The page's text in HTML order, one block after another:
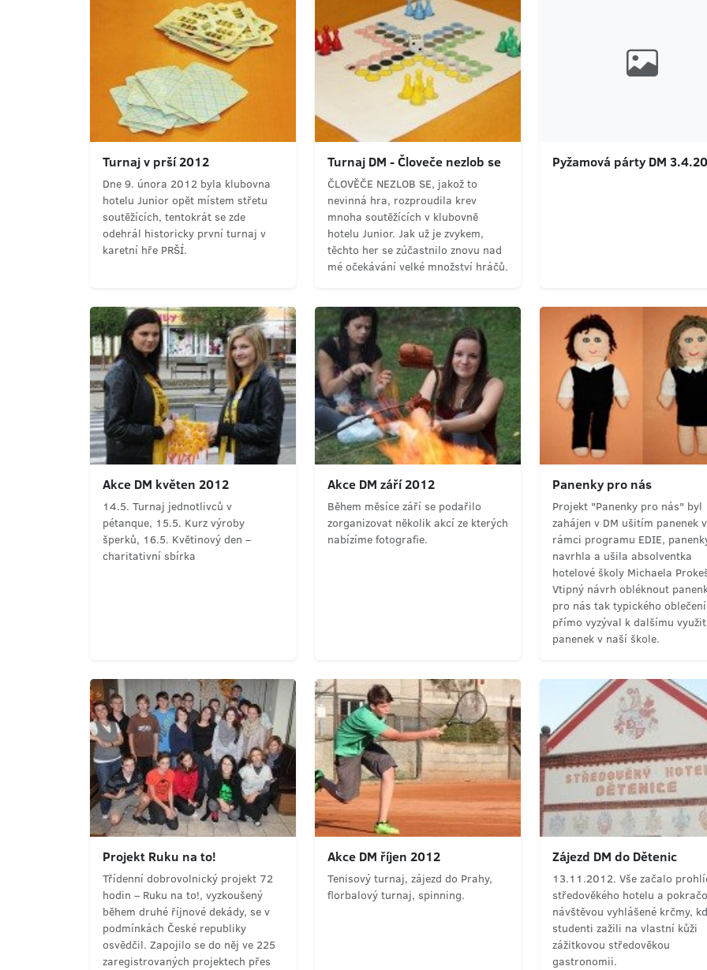
Turnaj v prší 2012
Dne 9. února 2012 byla klubovna
hotelu Junior opět místem střetu
soutěžících, tentokrát se zde
odehrál historicky první turnaj v
karetní hře PRŠÍ.
Turnaj DM - Človeče nezlob se
ČLOVĚČE NEZLOB SE, jakož to
nevinná hra, rozproudila krev
mnoha soutěžících v klubovně
hotelu Junior. Jak už je zvykem,
těchto her se zúčastnilo znovu nad
mé očekávání velké množství hráčů.
Pyžamová párty DM
Akce DM květen 2012
14.5. Turnaj jednotlivců v
pétanque, 15.5. Kurz výroby
šperků, 16.5. Květinový den –
charitativní sbírka
Akce DM září 2012
Během měsíce září se podařilo
zorganizovat několik akcí ze kterých
nabízíme fotografie.
Panenky pro nás
Projekt "Panenky pro nás" byl
zahájen v DM ušitím panenek v
rámci programu EDIE,
navrhla a ušila absolventka
hotelové školy Michaela
Vtipný návrh obléknout
pro nás tak typického oblečení
přímo vyzýval k dalšímu
panenek v naší škole.
Projekt Ruku na to!
Třídenní dobrovolnický projekt 72
hodin – Ruku na to!, vyzkoušený
během druhé říjnové dekády, se v
podmínkách České republiky
osvědčil. Zapojilo se do něj ve 225
zaregistrovaných projektech přes
Akce DM říjen 2012
Tenisový turnaj, zájezd do Prahy,
florbalový turnaj, spinning.
Zájezd DM do Dětenic
13.11.2012. Vše začalo
středověkého hotelu a
návštěvou vyhlášené krčmy,
studenti zažili na vlastní kůži
zážitkovou středověkou
gastronomii.